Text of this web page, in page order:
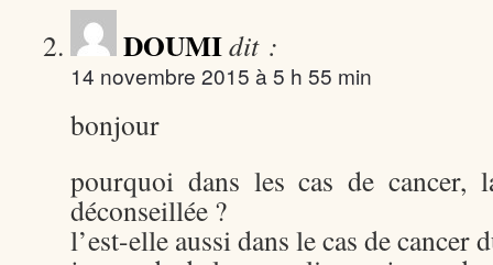
DOUMIdit :
14 novembre 2015 à 5 h 55 min
bonjour
pourquoi dans les cas de cancer,
déconseillée ?
l’est-elle aussi dans le cas de cancer